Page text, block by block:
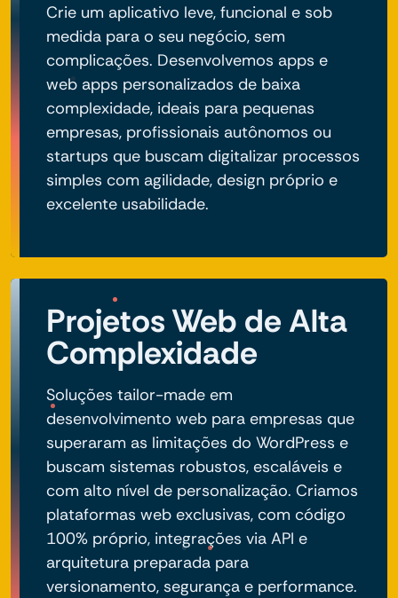
Crie um aplicativo leve, funcional e sob
medida para o seu negócio, sem
complicações. Desenvolvemos apps e
web apps personalizados de baixa
complexidade, ideais para pequenas
empresas, profissionais autônomos ou
startups que buscam digitalizar processos
simples com agilidade, design próprio e
excelente usabilidade.
Projetos Web de Alta
Complexidade
Soluções tailor-made em
desenvolvimento web para empresas que
superaram as limitações do WordPress e
buscam sistemas robustos, escaláveis e
com alto nível de personalização. Criamos
plataformas web exclusivas, com código
100% próprio, integrações via API e
arquitetura preparada para
versionamento, segurança e performance.